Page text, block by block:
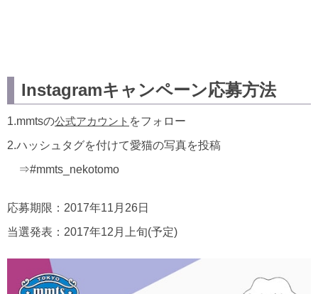
Instagramキャンペーン応募方法
1.mmtsの公式アカウント をフォロー
2.ハッシュタグを付けて愛猫の写真を投稿
⇒#mmts_nekotomo
応募期限：2017年11月26日
当選発表：2017年12月上旬(予定)